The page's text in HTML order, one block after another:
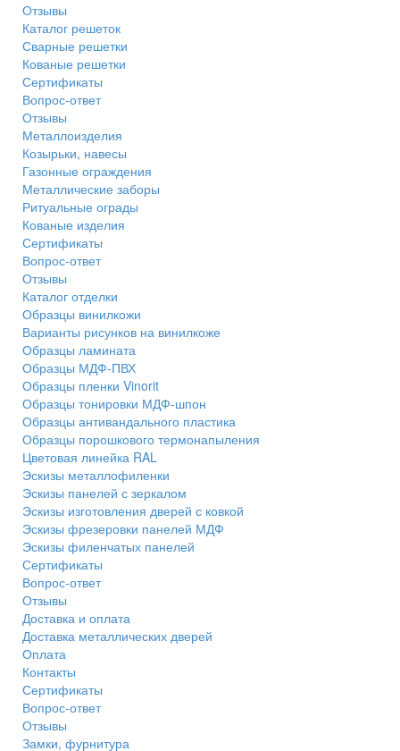
Отзывы
Каталог решеток
Сварные решетки
Кованые решетки
Сертификаты
Вопрос-ответ
Отзывы
Металлоизделия
Козырьки, навесы
Газонные ограждения
Металлические заборы
Ритуальные ограды
Кованые изделия
Сертификаты
Вопрос-ответ
Отзывы
Каталог отделки
Образцы винилкожи
Варианты рисунков на винилкоже
Образцы ламината
Образцы МДФ-ПВХ
Образцы пленки Vinorit
Образцы тонировки МДФ-шпон
Образцы антивандального пластика
Образцы порошкового термонапыления
Цветовая линейка RAL
Эскизы металлофиленки
Эскизы панелей с зеркалом
Эскизы изготовления дверей с ковкой
Эскизы фрезеровки панелей МДФ
Эскизы филенчатых панелей
Сертификаты
Вопрос-ответ
Отзывы
Доставка и оплата
Доставка металлических дверей
Оплата
Контакты
Сертификаты
Вопрос-ответ
Отзывы
Замки, фурнитура